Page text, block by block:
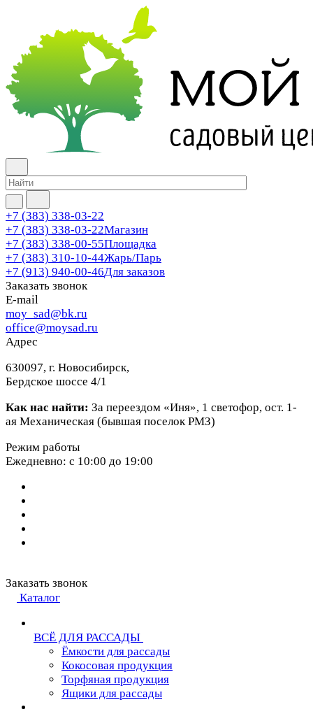
+7 (383) 338-03-22
+7 (383) 338-03-22Магазин
+7 (383) 338-00-55Площадка
+7 (383) 310-10-44Жарь/Парь
+7 (913) 940-00-46Для заказов
Заказать звонок
E-mail
moy_sad@bk.ru
office@moysad.ru
Адрес
630097, г. Новосибирск,
Бердское шоссе 4/1
Как нас найти: За переездом «Иня», 1 светофор, ост. 1-
ая Механическая (бывшая поселок РМЗ)
Режим работы
Ежедневно: с 10:00 до 19:00
Заказать звонок
Каталог
ВСЁ ДЛЯ РАССАДЫ
Ёмкости для рассады
Кокосовая продукция
Торфяная продукция
Ящики для рассады